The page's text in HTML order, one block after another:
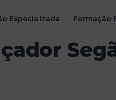
Especializada Formação